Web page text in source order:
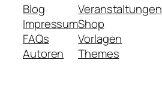
Blog
Impressum
FAQs
Autoren
Veranstaltungen
Shop
Vorlagen
Themes